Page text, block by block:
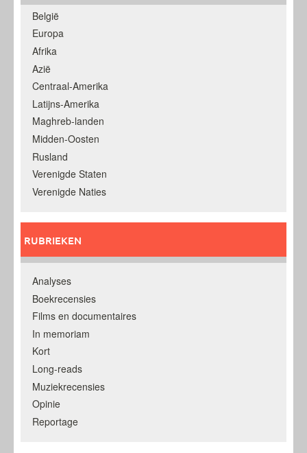
België
Europa
Afrika
Azië
Centraal-Amerika
Latijns-Amerika
Maghreb-landen
Midden-Oosten
Rusland
Verenigde Staten
Verenigde Naties
RUBRIEKEN
Analyses
Boekrecensies
Films en documentaires
In memoriam
Kort
Long-reads
Muziekrecensies
Opinie
Reportage